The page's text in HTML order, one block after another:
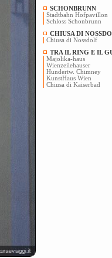
SCHONBRUNN
Stadtbahn Hofpavillon
Schloss Schonbrunn
CHIUSA DI
Chiusa di Nossdolf
TRA IL RING E IL
Majolika-haus
Wienzeilehauser
Hundertw. Chimney
KunstHaus Wien
Chiusa di Kaiserbad